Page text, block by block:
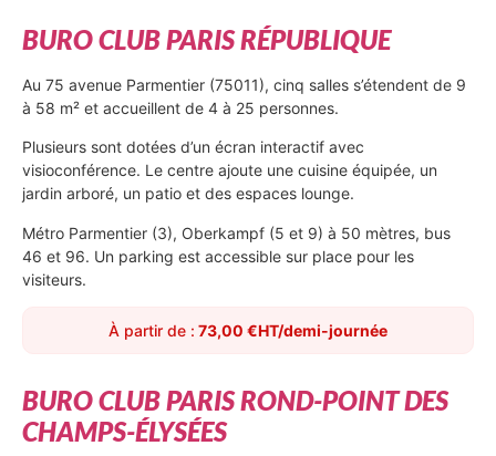
BURO CLUB PARIS RÉPUBLIQUE
Au 75 avenue Parmentier (75011), cinq salles s’étendent de 9
à 58 m² et accueillent de 4 à 25 personnes.
Plusieurs sont dotées d’un écran interactif avec
visioconférence. Le centre ajoute une cuisine équipée, un
jardin arboré, un patio et des espaces lounge.
Métro Parmentier (3), Oberkampf (5 et 9) à 50 mètres, bus
46 et 96. Un parking est accessible sur place pour les
visiteurs.
À partir de : 73,00 €HT/demi-journée
BURO CLUB PARIS ROND-POINT DES
CHAMPS-ÉLYSÉES